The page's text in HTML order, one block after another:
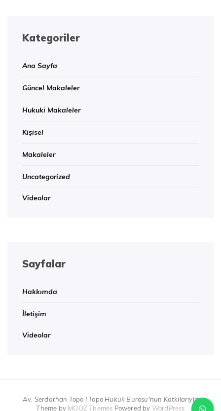
Kategoriler
Ana Sayfa
Güncel Makaleler
Hukuki Makaleler
Kişisel
Makaleler
Uncategorized
Videolar
Sayfalar
Hakkımda
İletişim
Videolar
Av. Serdarhan Topo | Topo Hukuk Bürosu'nun Katkılarıyla
Theme by MOOZ Themes Powered by WordPress